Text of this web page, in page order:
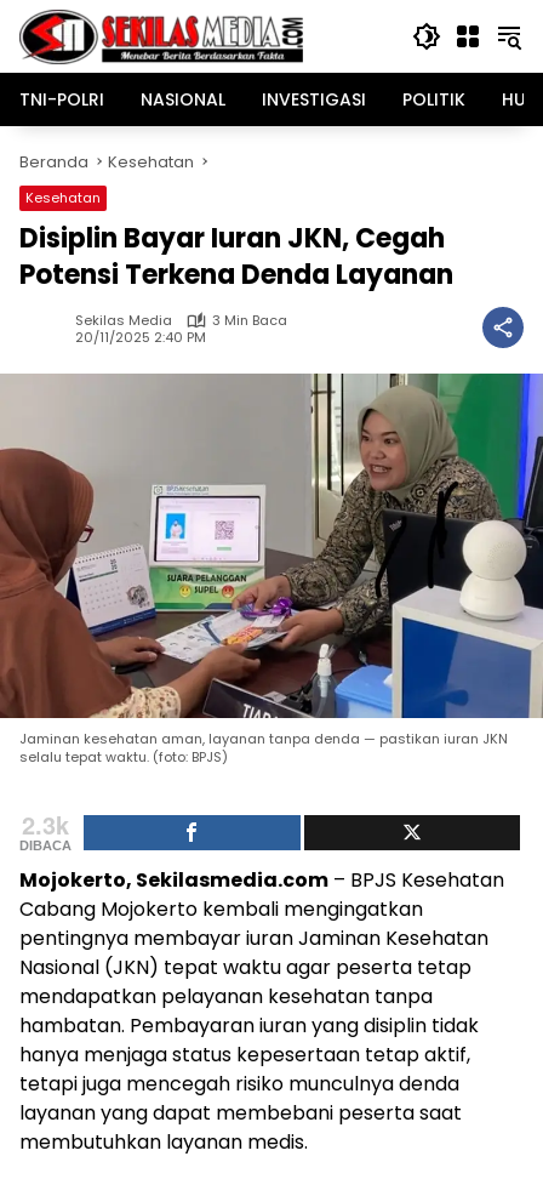
Langsung
konten
TNI-POLRI
NASIONAL INVESTIGASI POLITIK
Beranda Kesehatan
Kesehatan
Disiplin Bayar Iuran JKN, Cegah
Potensi Terkena Denda Layanan
Sekilas Media
3 Min Baca
20/11/2025 2:40 PM
Jaminan kesehatan aman, layanan tanpa denda — pastikan iuran JKN
selalu tepat waktu. (foto: BPJS)
2.3k
DIBACA
Mojokerto, Sekilasmedia.com – BPJS Kesehatan
Cabang Mojokerto kembali mengingatkan
pentingnya membayar iuran Jaminan Kesehatan
Nasional (JKN) tepat waktu agar peserta tetap
mendapatkan pelayanan kesehatan tanpa
hambatan. Pembayaran iuran yang disiplin tidak
hanya menjaga status kepesertaan tetap aktif,
tetapi juga mencegah risiko munculnya denda
layanan yang dapat membebani peserta saat
membutuhkan layanan medis.